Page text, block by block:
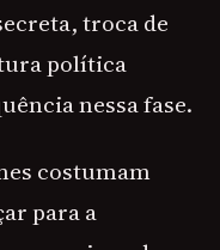
troca de
política
nessa fase.
costumam
para a